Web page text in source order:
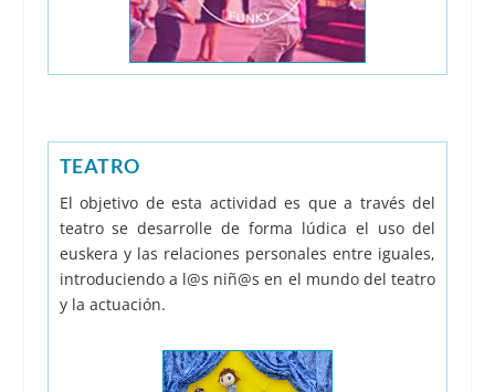
TEATRO
El objetivo de esta actividad es que a través del
teatro se desarrolle de forma lúdica el uso del
euskera y las relaciones personales entre iguales,
introduciendo a l@s niñ@s en el mundo del teatro
y la actuación.